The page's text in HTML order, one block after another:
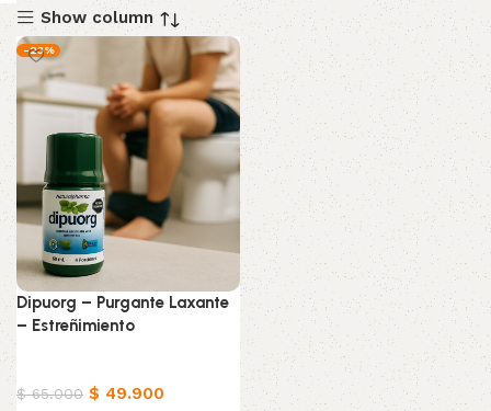
Show column
-23%
Dipuorg – Purgante Laxante
– Estreñimiento
$65.000 $ 49.900